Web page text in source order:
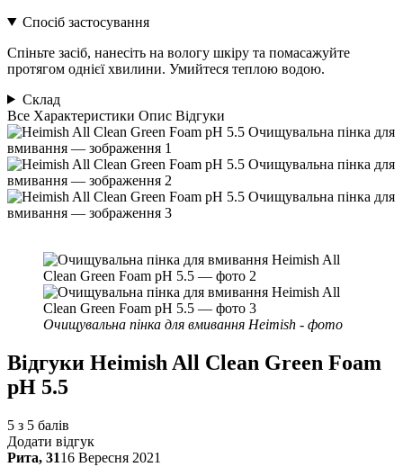
Спосіб застосування
Спіньте засіб, нанесіть на вологу шкіру та помасажуйте
протягом однієї хвилини. Умийтеся теплою водою.
Склад
Все Характеристики Опис Відгуки
Очищувальна пінка для вмивання Heimish - фото
Відгуки Heimish All Clean Green Foam
pH 5.5
5 з 5 балів
Додати відгук
Рита, 3116 Вересня 2021